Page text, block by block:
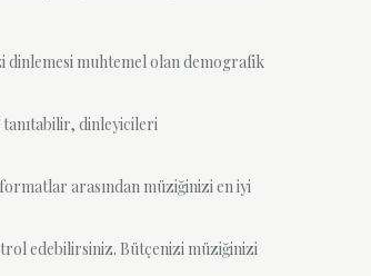
dinlemesi muhtemel olan demografik
tanıtabilir, dinleyicileri
arasından müziğinizi en iyi
edebilirsiniz. Bütçenizi müziğinizi